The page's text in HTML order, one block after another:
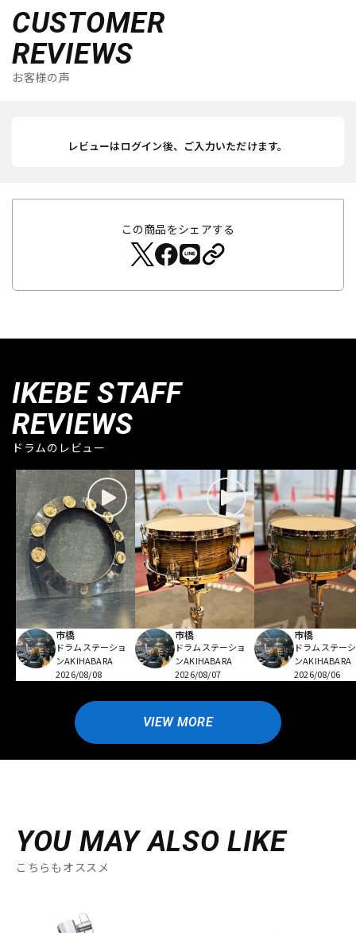
CUSTOMER
REVIEWS
お客様の声
レビューはログイン後、ご入力いただけます。
この商品をシェアする
IKEBE STAFF
REVIEWS
ドラムのレビュー
市橋
ドラムステーショ
ンAKIHABARA
2026/08/08
市橋
ドラムステーショ
ンAKIHABARA
2026/08/07
市橋
ドラムステー
ンAKIHABARA
2026/08/06
VIEW MORE
YOU MAY ALSO LIKE
こちらもオススメ